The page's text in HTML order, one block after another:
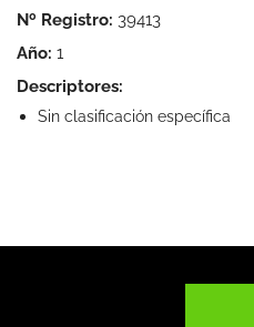
Nº Registro: 39413
Año: 1
Descriptores:
Sin clasificación específica